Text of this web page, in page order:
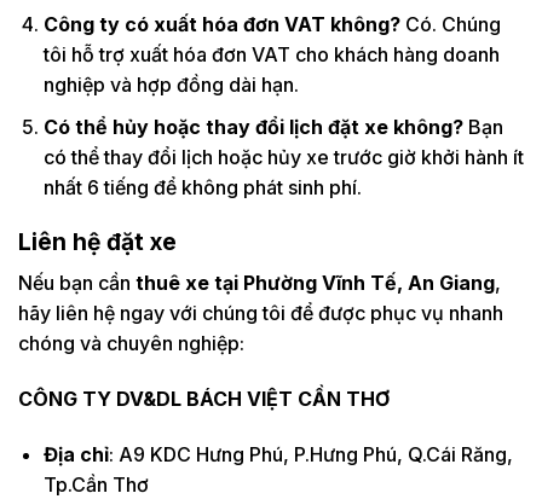
Công ty có xuất hóa đơn VAT không?Có. Chúng
tôi hỗ trợ xuất hóa đơn VAT cho khách hàng doanh
nghiệp và hợp đồng dài hạn.
Có thể hủy hoặc thay đổi lịch đặt xe không?Bạn
có thể thay đổi lịch hoặc hủy xe trước giờ khởi hành ít
nhất 6 tiếng để không phát sinh phí.
Liên hệ đặt xe
Nếu bạn cần thuê xe tại Phường Vĩnh Tế, An Giang,
hãy liên hệ ngay với chúng tôi để được phục vụ nhanh
chóng và chuyên nghiệp:
CÔNG TY DV&DL BÁCH VIỆT CẦN THƠ
Địa chỉ: A9 KDC Hưng Phú, P.Hưng Phú, Q.Cái Răng,
Tp.Cần Thơ